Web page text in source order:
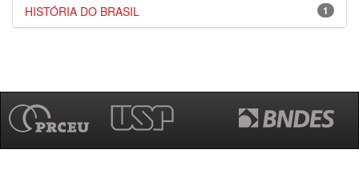
1
HISTÓRIA DO BRASIL